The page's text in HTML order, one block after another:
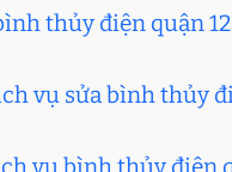
thủy điện quận
vụ sửa bình thủy